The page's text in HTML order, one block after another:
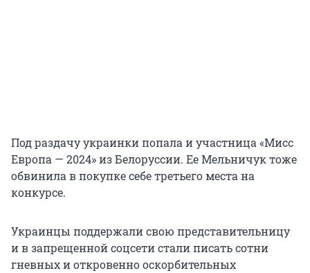
Под раздачу украинки попала и участница «Мисс
Европа — 2024» из Белоруссии. Ее Мельничук тоже
обвинила в покупке себе третьего места на
конкурсе.
Украинцы поддержали свою представительницу
и в запрещенной соцсети стали писать сотни
гневных и откровенно оскорбительных